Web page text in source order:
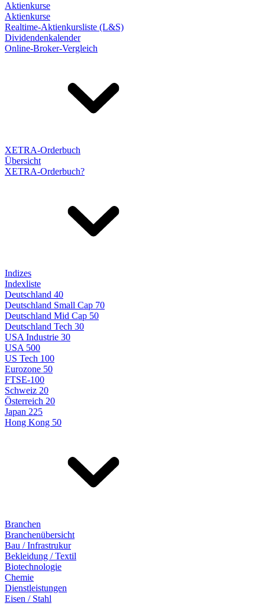
Aktienkurse
Aktienkurse
Realtime-Aktienkursliste (L&S)
Dividendenkalender
Online-Broker-Vergleich
XETRA-Orderbuch
Übersicht
XETRA-Orderbuch?
Indizes
Indexliste
Deutschland 40
Deutschland Small Cap 70
Deutschland Mid Cap 50
Deutschland Tech 30
USA Industrie 30
USA 500
US Tech 100
Eurozone 50
FTSE-100
Schweiz 20
Österreich 20
Japan 225
Hong Kong 50
Branchen
Branchenübersicht
Bau / Infrastrukur
Bekleidung / Textil
Biotechnologie
Chemie
Dienstleistungen
Eisen / Stahl